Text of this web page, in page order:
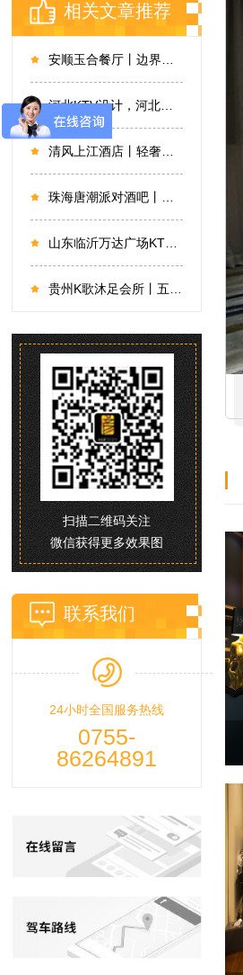
相关文章推荐
安顺玉合餐厅丨边界与延伸，传承与创新
河北KTV设计，河北张家口皇城太方商务KTV设计
清风上江酒店丨轻奢大气，自然淡雅
珠海唐潮派对酒吧丨如梦似幻，穿越星际
山东临沂万达广场KTV丨在有限空间中创造无限可能
贵州K歌沐足会所丨五彩斑斓，霓虹璀璨，众元素的碰撞相生
扫描二维码关注
微信获得更多效果图
联系我们
24小时全国服务热线
0755-
86264891